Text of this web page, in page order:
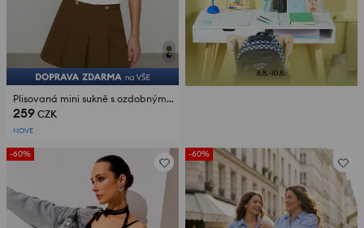
Plisovaná mini sukně s ozdobnými knoflíky
259 CZK
NOVÉ
-60% -60%